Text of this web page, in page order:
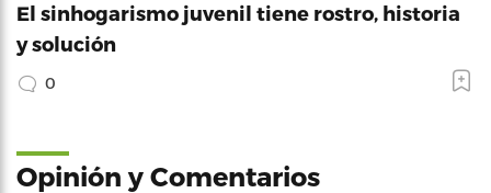
El sinhogarismo juvenil tiene rostro, historia
y solución
0
Opinión y Comentarios